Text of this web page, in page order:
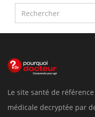
Le site santé de
médicale decryptée par